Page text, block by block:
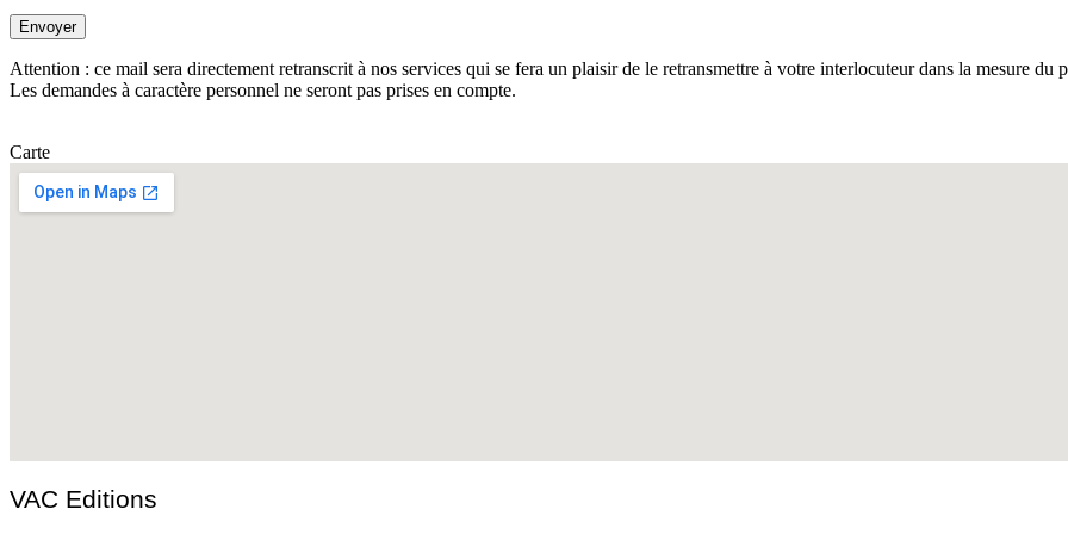
Attention : ce mail sera directement retranscrit à nos services qui se fera un plaisir de le retransmettre à votre interlocuteur dans la mesure du
Les demandes à caractère personnel ne seront pas prises en compte.
Carte
VAC Editions